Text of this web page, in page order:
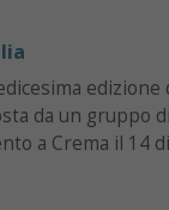
edizione
da un gruppo
a Crema il 14